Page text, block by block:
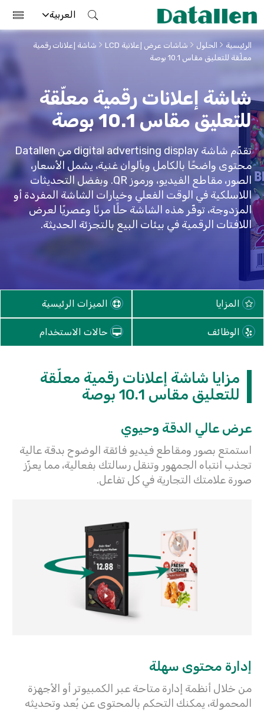
العربية
الرئيسية الحلول شاشات عرض إعلانية LCD
شاشة إعلانات رقمية
معلّقة للتعليق مقاس 10.1 بوصة
شاشة إعلانات رقمية معلّقة
للتعليق مقاس 10.1 بوصة
تقدّم شاشة digital advertising display من Datallen
محتوى واضحًا بالكامل وبألوان غنية، يشمل الأسعار،
الصور، مقاطع الفيديو، ورموز QR. وبفضل التحديثات
اللاسلكية في الوقت الفعلي وخيارات الشاشة المفردة أو
المزدوجة، توفّر هذه الشاشة حلًا مرنًا وعصريًا لعرض
اللافتات الرقمية في بيئات البيع بالتجزئة الحديثة.
المزايا الميزات الرئيسية
الوظائف حالات الاستخدام
مزايا شاشة إعلانات رقمية معلّقة
للتعليق مقاس 10.1 بوصة
عرض عالي الدقة وحيوي
استمتع بصور ومقاطع فيديو فائقة الوضوح بدقة عالية
تجذب انتباه الجمهور وتنقل رسالتك بفعالية، مما يعزّز
صورة علامتك التجارية في كل تفاعل.
إدارة محتوى سهلة
من خلال أنظمة إدارة متاحة عبر الكمبيوتر أو الأجهزة
المحمولة، يمكنك التحكم بالمحتوى عن بُعد وتحديثه